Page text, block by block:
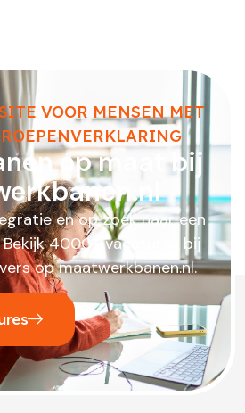
VOOR MENSEN MET
op maat bij
en op zoek naar een
4000+ vacatures bij
op maatwerkbanen.nl.